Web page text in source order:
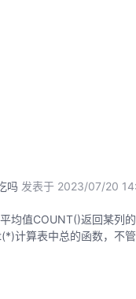
吗 发表于 2023/07/20
平均值COUNT()返回某
计算表中总的函数，不